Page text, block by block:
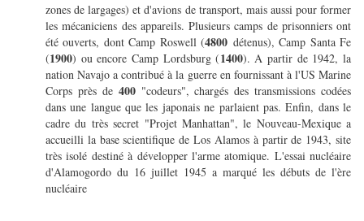
zones de largages) et d'avions de transport, mais aussi pour former
les mécaniciens des appareils. Plusieurs camps de prisonniers ont
été ouverts, dont Camp Roswell (4800 détenus), Camp Santa Fe
(1900) ou encore Camp Lordsburg (1400). A partir de 1942, la
nation Navajo a contribué à la guerre en fournissant à l'US Marine
Corps près de 400 "codeurs", chargés des transmissions codées
dans une langue que les japonais ne parlaient pas. Enfin, dans le
cadre du très secret "Projet Manhattan", le Nouveau-Mexique a
accueilli la base scientifique de Los Alamos à partir de 1943, site
très isolé destiné à développer l'arme atomique. L'essai nucléaire
d'Alamogordo du 16 juillet 1945 a marqué les débuts de l'ère
nucléaire